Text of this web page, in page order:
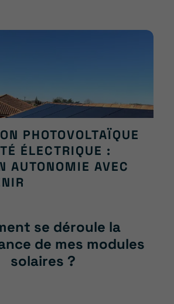
PHOTOVOLTAÏQUE
ÉLECTRIQUE :
AUTONOMIE AVEC
se déroule la
de mes modules
solaires ?